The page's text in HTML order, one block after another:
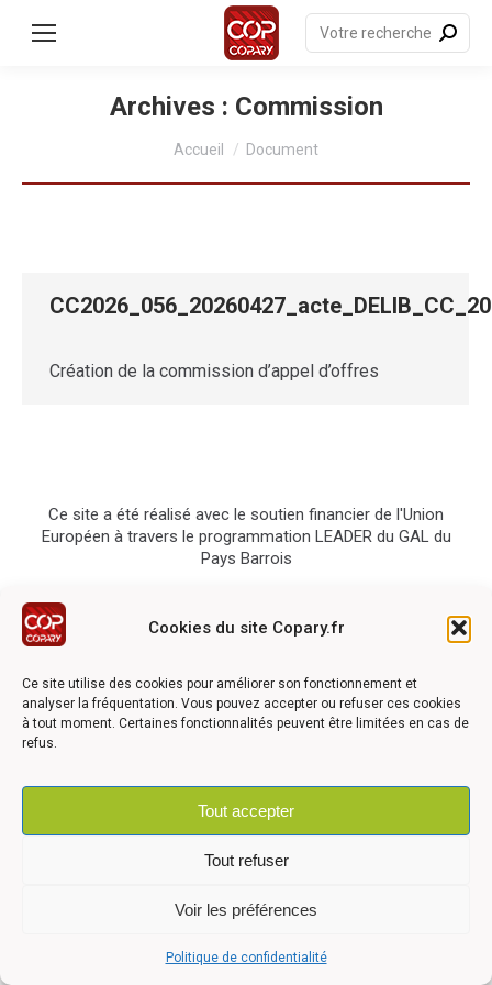
Cookies du site Copary.fr
Ce site utilise des cookies pour améliorer son fonctionnement et
analyser la fréquentation. Vous pouvez accepter ou refuser ces cookies
à tout moment. Certaines fonctionnalités peuvent être limitées en cas de
refus.
Tout accepter
Tout refuser
Voir les préférences
Politique de confidentialité
principal
Recherche
:
Archives : Commission
Accueil Document
Création de la commission d’appel d’offres
Ce site a été réalisé avec le soutien financier de l'Union
Européen à travers le programmation LEADER du GAL du
Pays Barrois
©2026 COPARY - Tous droits réservés - Création agenceArticom
Politique de confidentialité
d'accessibilité